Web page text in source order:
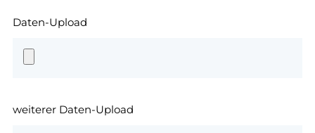
Daten-Upload
weiterer Daten-Upload